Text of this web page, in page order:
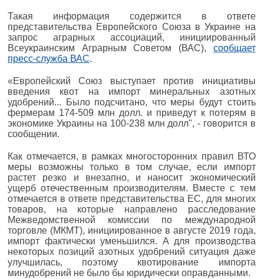
Такая информация содержится в ответе
представительства Европейского Союза в Украине на
запрос аграрных ассоциаций, инициированный
Всеукраинским Аграрным Советом (ВАС), сообщает
пресс-служба ВАС.
«Европейский Союз выступает против инициативы
введения квот на импорт минеральных азотных
удобрений... Было подсчитано, что меры будут стоить
фермерам 174-509 млн долл. и приведут к потерям в
экономике Украины на 100-238 млн долл", - говорится в
сообщении.
Как отмечается, в рамках многосторонних правил ВТО
меры возможны только в том случае, если импорт
растет резко и внезапно, и наносит экономический
ущерб отечественным производителям. Вместе с тем
отмечается в ответе представительства ЕС, для многих
товаров, на которые направлено расследование
Межведомственной комиссии по международной
торговле (МКМТ), инициированное в августе 2019 года,
импорт фактически уменьшился. А для производства
некоторых позиций азотных удобрений ситуация даже
улучшилась, поэтому квотирование импорта
минудобрений не было бы юридически оправданными.